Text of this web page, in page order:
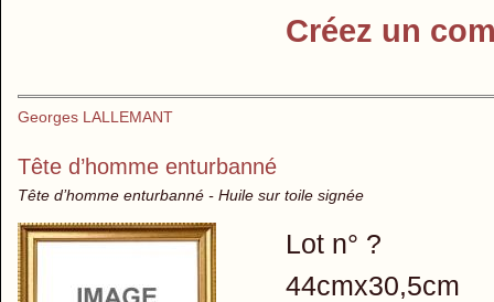
Créez un
Georges LALLEMANT
Tête d’homme enturbanné
Tête d’homme enturbanné - Huile sur toile signée
Lot n° ?
44cmx30,5cm